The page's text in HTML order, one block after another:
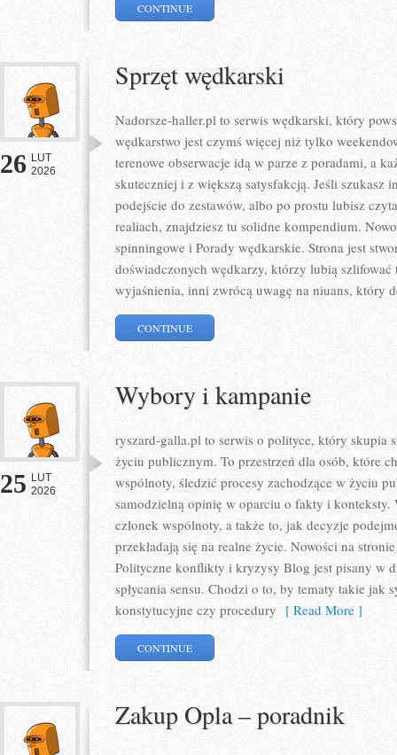
CONTINUE
26 LUT
2026
Sprzęt wędkarski
Nadorsze-haller.pl to serwis wędkarski, który
wędkarstwo jest czymś więcej niż tylko
terenowe obserwacje idą w parze z poradami, a
skuteczniej i z większą satysfakcją. Jeśli szukasz
podejście do zestawów, albo po prostu lubisz
realiach, znajdziesz tu solidne kompendium.
spinningowe i Porady wędkarskie. Strona jest
doświadczonych wędkarzy, którzy lubią szlifować
wyjaśnienia, inni zwrócą uwagę na niuans, który
CONTINUE
25 LUT
2026
Wybory i kampanie
ryszard-galla.pl to serwis o polityce, który skupia
życiu publicznym. To przestrzeń dla osób, które
wspólnoty, śledzić procesy zachodzące w życiu
samodzielną opinię w oparciu o fakty i konteksty.
członek wspólnoty, a także to, jak decyzje
przekładają się na realne życie. Nowości na
Polityczne konflikty i kryzysy Blog jest pisany w
spłycania sensu. Chodzi o to, by tematy takie jak
konstytucyjne czy procedury [ Read More ]
CONTINUE
Zakup Opla – poradnik